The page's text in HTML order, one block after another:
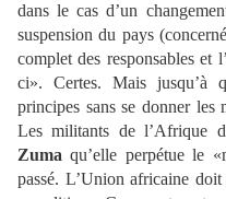
dans le cas d’un
suspension du pays
complet des responsables et
ci». Certes. Mais jusqu’à
principes sans se donner les
Les militants de l’Afrique
Zuma qu’elle perpétue le
passé. L’Union africaine